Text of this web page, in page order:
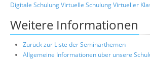
Digitale SchulungVirtuelle SchulungVirtueller
Weitere Informationen
Zurück zur Liste der Seminarthemen
Allgemeine Informationen über unsere